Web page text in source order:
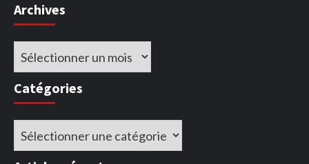
Archives
Archives
Catégories
Catégories